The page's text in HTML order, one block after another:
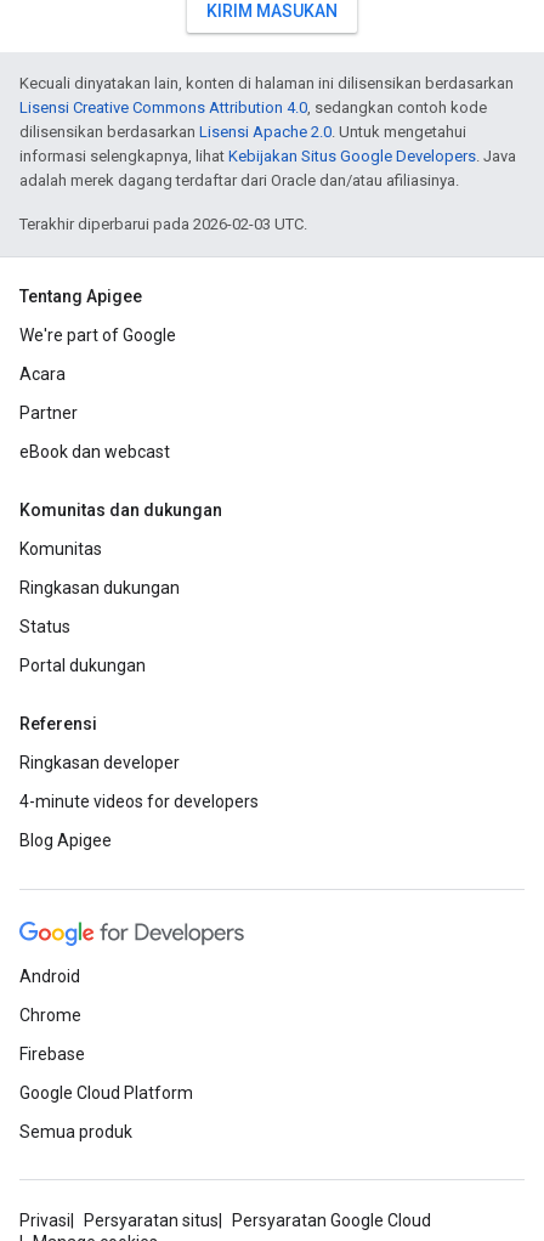
KIRIM MASUKAN
Kecuali dinyatakan lain, konten di halaman ini dilisensikan berdasarkan
Lisensi Creative Commons Attribution 4.0, sedangkan contoh kode
dilisensikan berdasarkan Lisensi Apache 2.0. Untuk mengetahui
informasi selengkapnya, lihat Kebijakan Situs Google Developers. Java
adalah merek dagang terdaftar dari Oracle dan/atau afiliasinya.
Terakhir diperbarui pada 2026-02-03 UTC.
Tentang Apigee
We're part of Google
Acara
Partner
eBook dan webcast
Komunitas dan dukungan
Komunitas
Ringkasan dukungan
Status
Portal dukungan
Referensi
Ringkasan developer
4-minute videos for developers
Blog Apigee
Android
Chrome
Firebase
Google Cloud Platform
Semua produk
Privasi Persyaratan situs
Persyaratan Google Cloud